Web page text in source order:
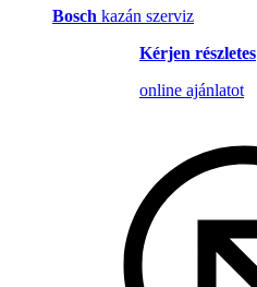
Bosch kazán szerviz
Kérjen részletes
online ajánlatot